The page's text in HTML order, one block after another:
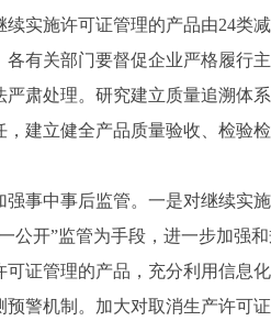
实施许可证管理的产品由24类
关部门要督促企业严格履行
肃处理。研究建立质量追溯体
建立健全产品质量验收、检验
中事后监管。一是对继续实
公开”监管为手段，进一步加强
证管理的产品，充分利用信息
警机制。加大对取消生产许可